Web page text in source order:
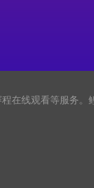
在线观看等服务。